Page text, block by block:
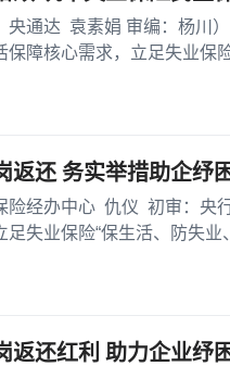
通达 袁素娟 审编：杨川
障核心需求，立足失业保
返还 务实举措助企纾
办中心 仇仪 初审：央行
业保险“保生活、防失业、
返还红利 助力企业纾